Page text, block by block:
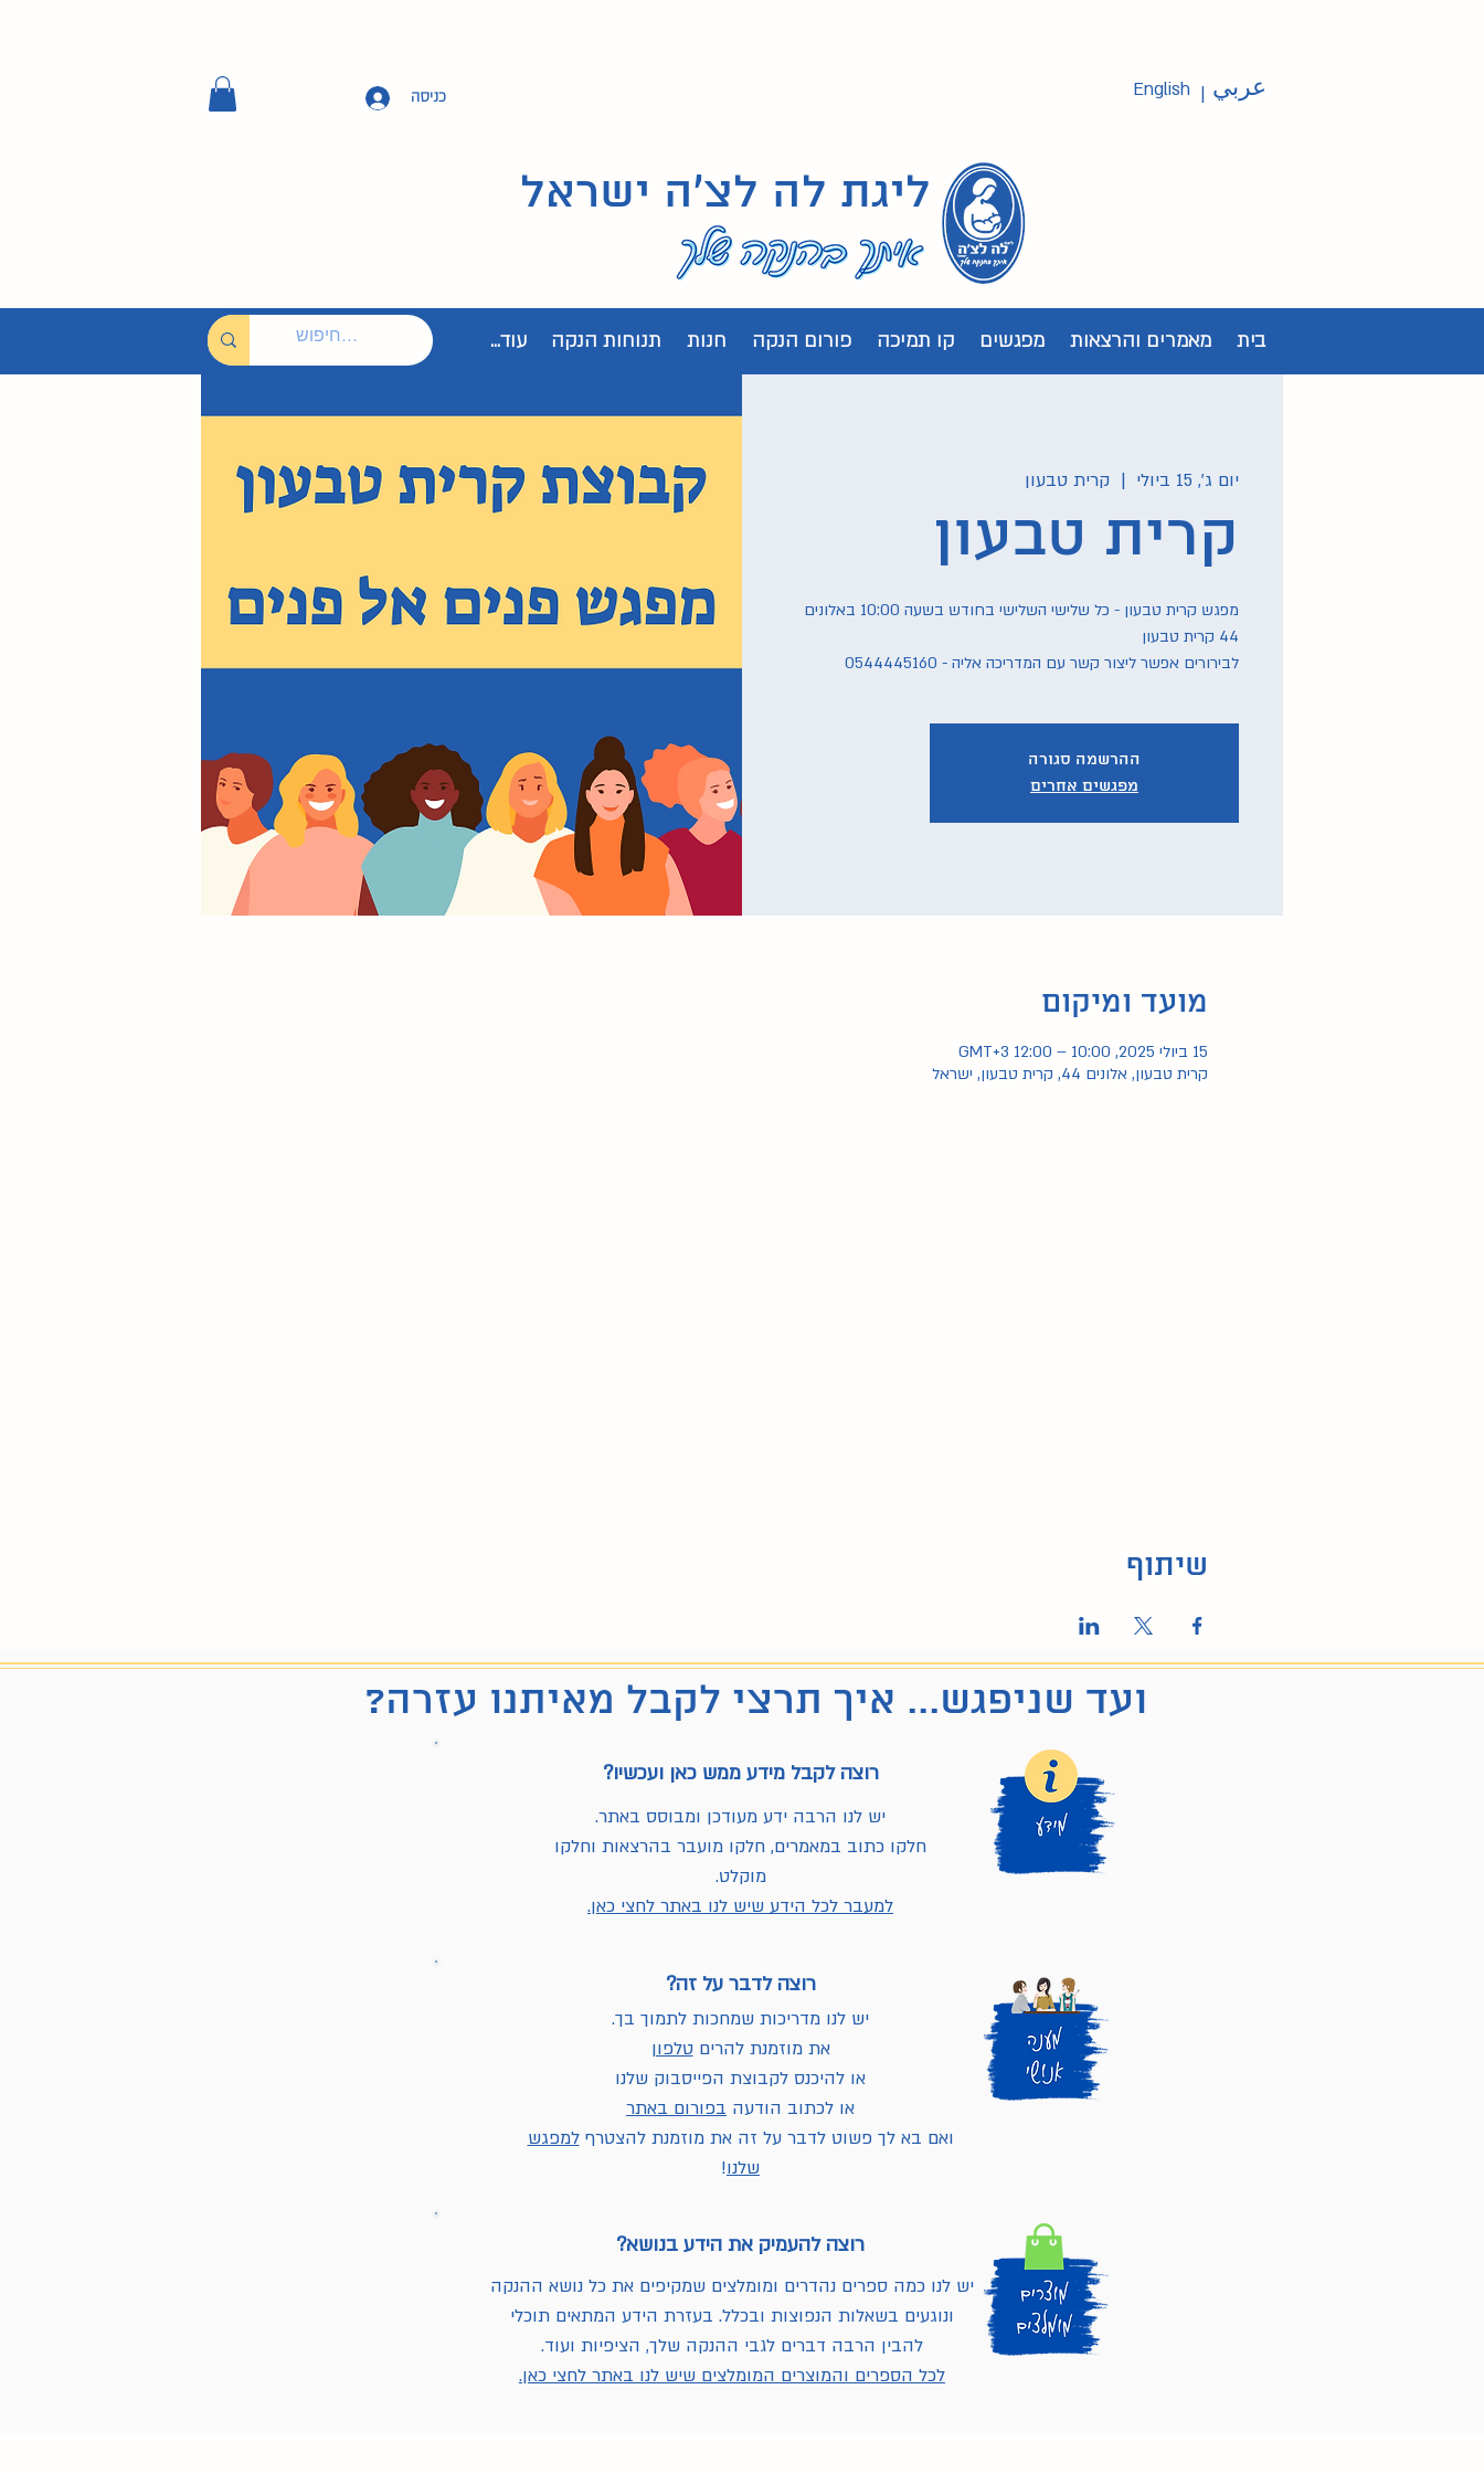
כניסה English عربي |
ליגת לה לצ'ה ישראל
בית מאמרים והרצאות מפגשים קו תמיכה פורום הנקה חנות תנוחות הנקה עוד...
יום ג׳, 15 ביולי
  |
קרית טבעון
קרית טבעון
מפגש קרית טבעון - כל שלישי השלישי בחודש בשעה 10:00 באלונים
לבירורים אפשר ליצור קשר עם המדריכה אליה - 0544445160
ההרשמה סגורה
מפגשים אחרים
מועד ומיקום
15 ביולי 2025, 10:00 – 12:00 GMT‎+3‎
קרית טבעון, אלונים 44, קרית טבעון, ישראל
שיתוף
ועד שניפגש... איך תרצי לקבל מאיתנו עזרה?
רוצה לקבל מידע ממש כאן ועכשיו?
יש לנו הרבה ידע מעודכן ומבוסס באתר.
חלקו כתוב במאמרים, חלקו מועבר בהרצאות וחלקו
מוקלט.
למעבר לכל הידע שיש לנו באתר לחצי כאן.
רוצה לדבר על זה?
יש לנו מדריכות שמחכות לתמוך בך.
את מוזמנת להריםטלפון
או להיכנס לקבוצת הפייסבוק שלנו
או לכתוב הודעה בפורום באתר
ואם בא לך פשוט לדבר על זה את מוזמנת להצטרףלמפגש
שלנו!
רוצה להעמיק את הידע בנושא?
יש לנו כמה ספרים נהדרים ומומלצים שמקיפים את כל נושא ההנקה
ונוגעים בשאלות הנפוצות ובכלל. בעזרת הידע המתאים תוכלי
להבין הרבה דברים לגבי ההנקה שלך, הציפיות ועוד.
לכל הספרים והמוצרים המומלצים שיש לנו באתר לחצי כאן.